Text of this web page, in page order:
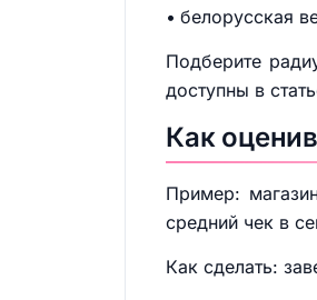
белорусская
Подберите
доступны в
Как
Пример:
средний чек в
Как сделать: